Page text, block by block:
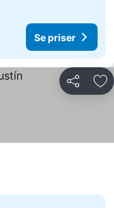
Se priser
Del